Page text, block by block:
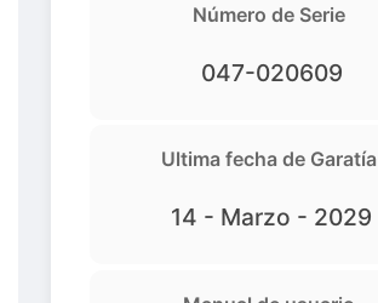
Número de Serie
047-020609
Ultima fecha de Garatía
14 - Marzo - 2029